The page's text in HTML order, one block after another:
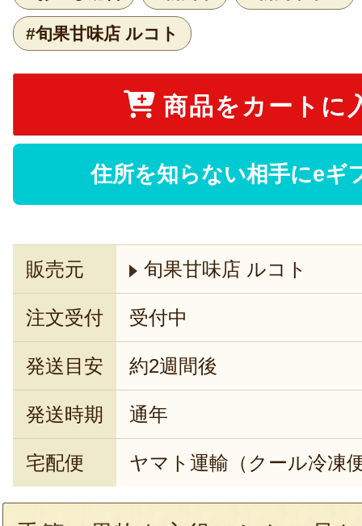
#旬果甘味店 ルコト
商品をカートに
住所を知らない相手にeギ
販売元 旬果甘味店 ルコト
注文受付 受付中
発送目安 約2週間後
発送時期 通年
宅配便 ヤマト運輸（クール冷凍